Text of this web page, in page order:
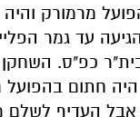
מרמורק והיה
עד גמר
היה חתום